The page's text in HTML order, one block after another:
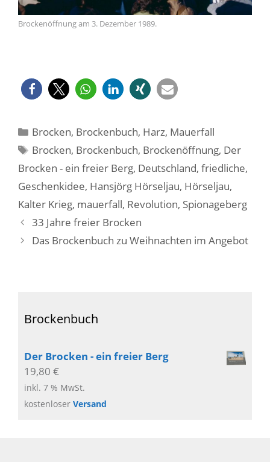
Brockenöffnung am 3. Dezember 1989.
Kategorien
Brocken, Brockenbuch, Harz, Mauerfall
Schlagwörter
Brocken, Brockenbuch, Brockenöffnung, Der
Brocken - ein freier Berg, Deutschland, friedliche,
Geschenkidee, Hansjörg Hörseljau, Hörseljau,
Kalter Krieg, mauerfall, Revolution, Spionageberg
33 Jahre freier Brocken
Das Brockenbuch zu Weihnachten im Angebot
Brockenbuch
Der Brocken - ein freier Berg
19,80 €
inkl. 7 % MwSt.
kostenloser Versand